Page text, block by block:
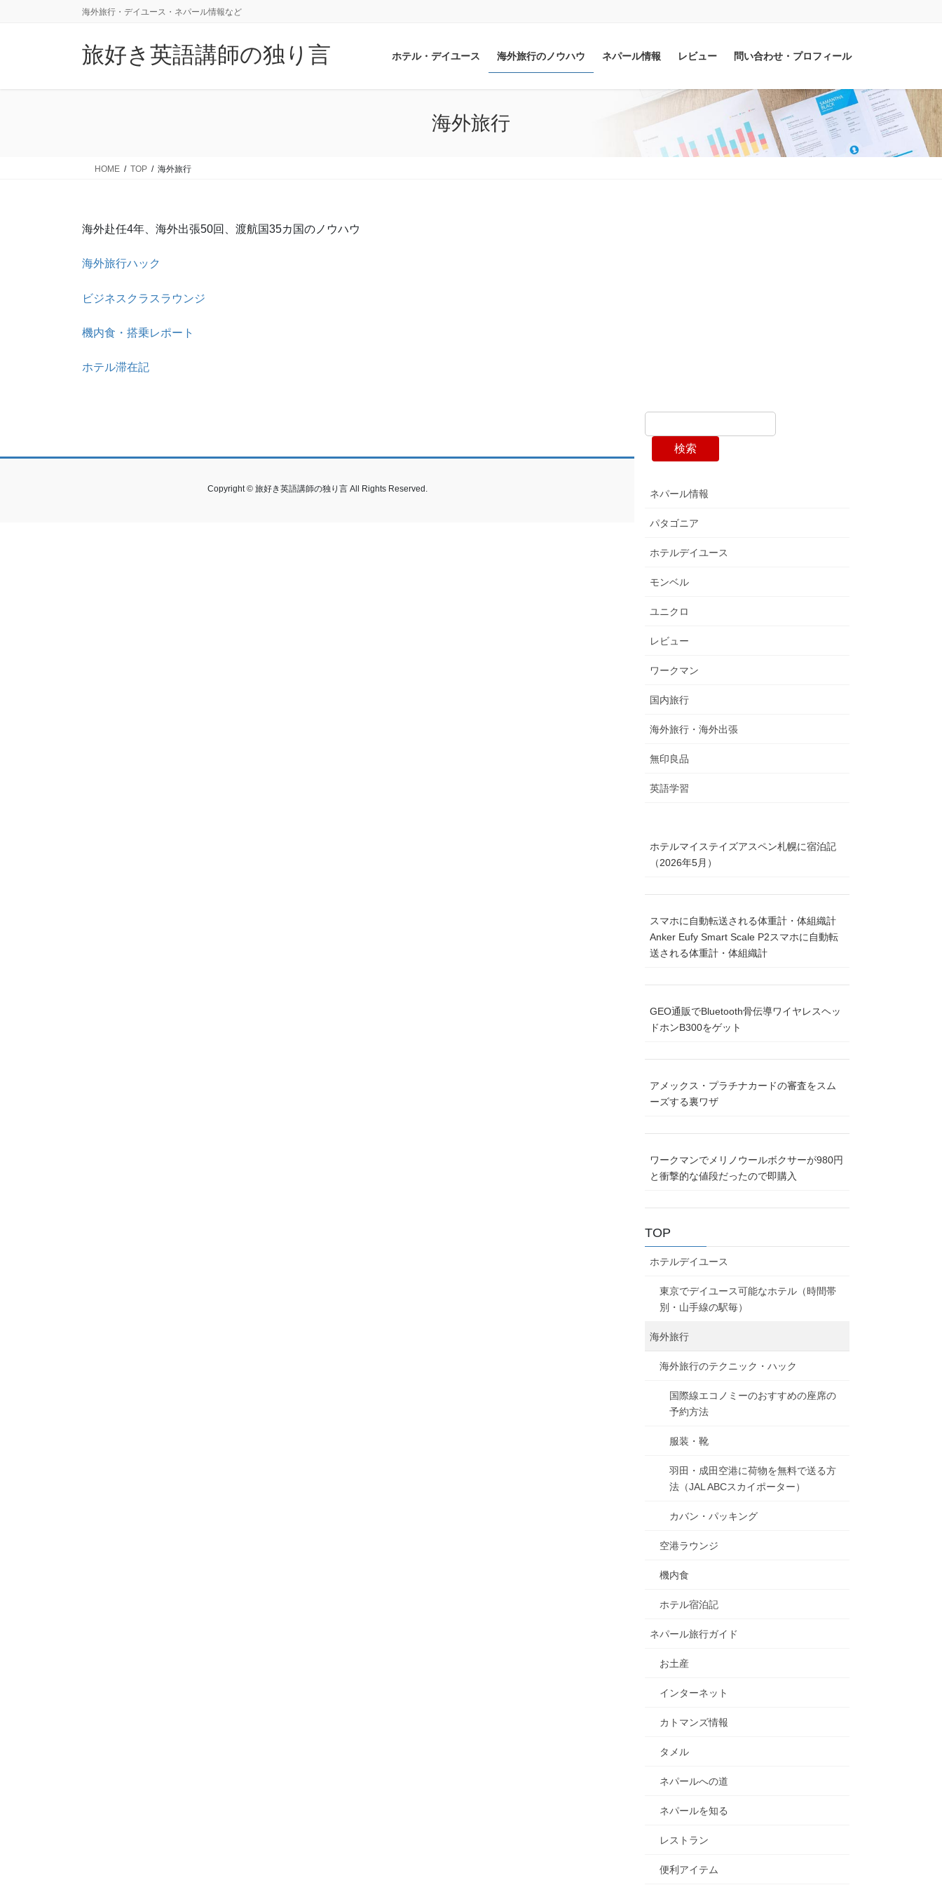
海外旅行・デイユース・ネパール情報など
旅好き英語講師の独り言 ホテル・デイユース 海外旅行のノウハウ ネパール情報 レビュー 問い合わせ・プロフィール
海外旅行
HOME TOP 海外旅行
海外赴任4年、海外出張50回、渡航国35カ国のノウハウ
海外旅行ハック
ビジネスクラスラウンジ
機内食・搭乗レポート
ホテル滞在記
検索
ネパール情報
パタゴニア
ホテルデイユース
モンベル
ユニクロ
レビュー
ワークマン
国内旅行
海外旅行・海外出張
無印良品
英語学習
ホテルマイステイズアスペン札幌に宿泊記
（2026年5月）
スマホに自動転送される体重計・体組織計
Anker Eufy Smart Scale P2スマホに自動転
送される体重計・体組織計
GEO通販でBluetooth骨伝導ワイヤレスヘッ
ドホンB300をゲット
アメックス・プラチナカードの審査をスム
ーズする裏ワザ
ワークマンでメリノウールボクサーが980円
と衝撃的な値段だったので即購入
TOP
ホテルデイユース
東京でデイユース可能なホテル（時間帯
別・山手線の駅毎）
海外旅行
海外旅行のテクニック・ハック
国際線エコノミーのおすすめの座席の
予約方法
服装・靴
羽田・成田空港に荷物を無料で送る方
法（JAL ABCスカイポーター）
カバン・パッキング
空港ラウンジ
機内食
ホテル宿泊記
ネパール旅行ガイド
お土産
インターネット
カトマンズ情報
タメル
ネパールへの道
ネパールを知る
レストラン
便利アイテム
Copyright © 旅好き英語講師の独り言 All Rights Reserved.